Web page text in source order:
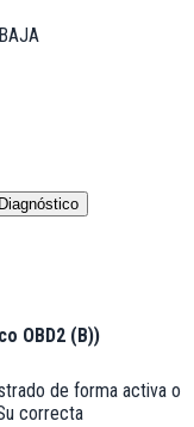
BAJA
Diagnóstico
OBD2 (B))
de forma activa o
correcta